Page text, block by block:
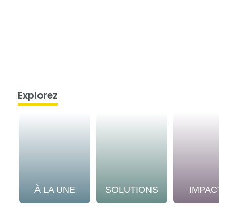
Explorez
À LA UNE SOLUTIONS